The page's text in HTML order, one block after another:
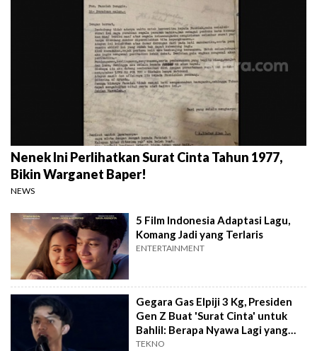
Nenek Ini Perlihatkan Surat Cinta Tahun 1977,
Bikin Warganet Baper!
NEWS
5 Film Indonesia Adaptasi Lagu,
Komang Jadi yang Terlaris
ENTERTAINMENT
Gegara Gas Elpiji 3 Kg, Presiden
Gen Z Buat 'Surat Cinta' untuk
Bahlil: Berapa Nyawa Lagi yang
Harus Dikorbankan?
TEKNO